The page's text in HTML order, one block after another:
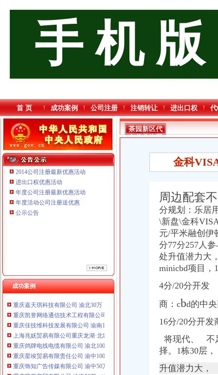
手 机 版
首 页 成功案例 公司注册 注销转让 进出口权
2014公司注册最新优惠活动
进出口权优惠活动
年度公司注册最新优惠活动
年度活动公司注册送优惠
公示公告
成功案例
重庆麦克斯韦电气技术有限公司 渝新 （工商注册）
重庆科米克商贸有限责任公司 渝北50万 （工商注册）
重庆欧氏科技发展有限公司 渝九50万 （进出口权）
重庆凯誉网络通信技术工程有限公司 渝中300万 （工商变更）
重庆佳技维科技发展有限公司 渝南100万 （进出口权）
上海兆妩贸易有限公司重庆龙湖·北城天街分公司 （工商注册）
重庆鸽牌电线电缆有限公司 渝北10010万 (进出口权)
重庆星竣贸易有限责任公司 渝中100万 （进出口权）
重庆饰知广告传媒有限公司 渝中50万 （工商注册）
重庆翡誉商贸有限公司 渝南50万 （工商注册）
茶园新区代
办营业执照
金科
周边配套
分规划：乐居
\新盘\金科
元/平米融创伊
分77分257人
处升值潜力大
minicbd项目，1
4分/20分开发
商：cbd的中
16分/20分开发
将现代、 不
择。1栋30层，
升值潜力大，